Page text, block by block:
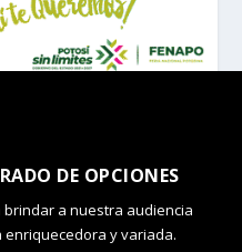
DE OPCIONES
a nuestra audiencia
y variada.